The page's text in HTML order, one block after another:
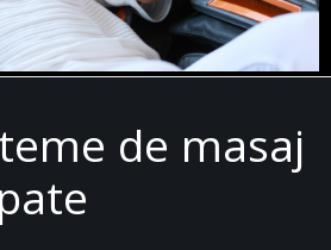
de masaj